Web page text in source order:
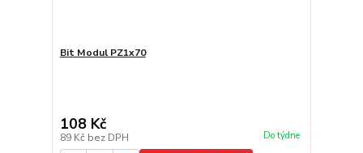
Bit Modul PZ1x70
108 Kč
89 Kč bez DPH Do týdne